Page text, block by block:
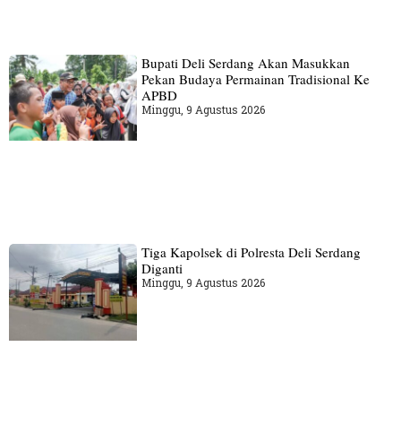
Bupati Deli Serdang Akan Masukkan
Pekan Budaya Permainan Tradisional Ke
APBD
Minggu, 9 Agustus 2026
Tiga Kapolsek di Polresta Deli Serdang
Diganti
Minggu, 9 Agustus 2026